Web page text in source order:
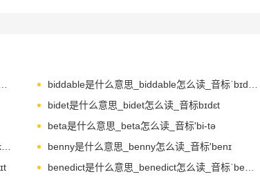
bidet是什么意思_bidet怎么读_音标bɪdɛt
beta是什么意思_beta怎么读_音标'bi-tə
bequest是什么意思_bequest怎么读_音标bɪˈkwest
benny是什么意思_benny怎么读_音标'benɪ
benedict是什么意思_benedict怎么读_音标ˈbenɪdɪkt